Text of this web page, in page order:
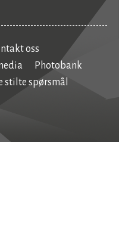
oss
Photobank
stilte spørsmål